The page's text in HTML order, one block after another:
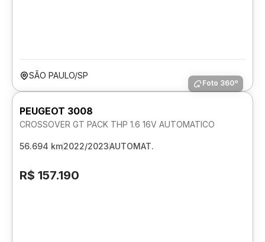
SÃO PAULO/SP
Foto 360º
PEUGEOT 3008
CROSSOVER GT PACK THP 1.6 16V AUTOMATICO
56.694 km2022/2023AUTOMAT.
R$ 157.190